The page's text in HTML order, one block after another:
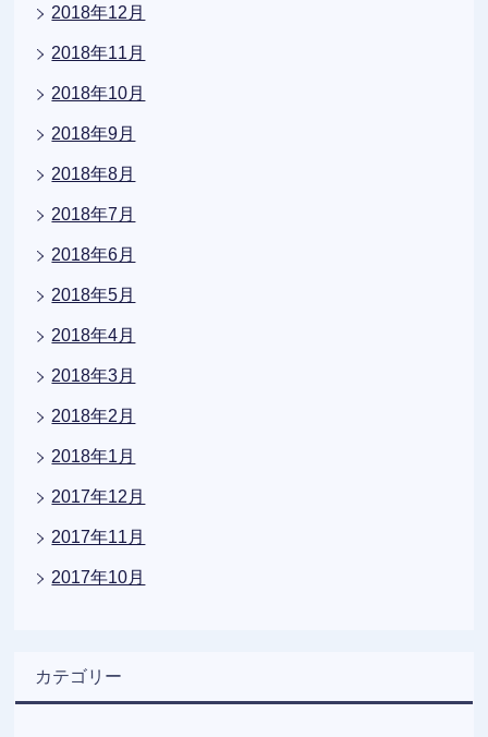
2018年12月
2018年11月
2018年10月
2018年9月
2018年8月
2018年7月
2018年6月
2018年5月
2018年4月
2018年3月
2018年2月
2018年1月
2017年12月
2017年11月
2017年10月
カテゴリー